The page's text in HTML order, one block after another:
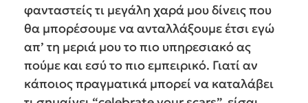
φανταστείς τι μεγάλη χαρά μου δίνεις που
θα μπορέσουμε να ανταλλάξουμε έτσι εγώ
απ’ τη μεριά μου το πιο υπηρεσιακό ας
πούμε και εσύ το πιο εμπειρικό. Γιατί αν
κάποιος πραγματικά μπορεί να καταλάβει